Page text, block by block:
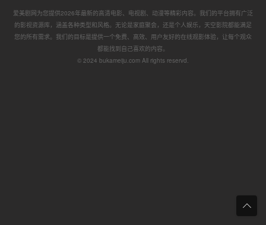
爱美剧网为您提供2026年最新的高清电影、电视剧、动漫等精彩内容。我们的平台拥有广泛
的影视资源库，涵盖各种类型和风格。无论是家庭聚会，还是个人娱乐，天空影院都能满足
您的所有需求。我们的目标是提供一个免费、高效、用户友好的在线观影体验，让每个观众
都能找到自己喜欢的内容。
© 2024 bukameiju.com All rights reservd.